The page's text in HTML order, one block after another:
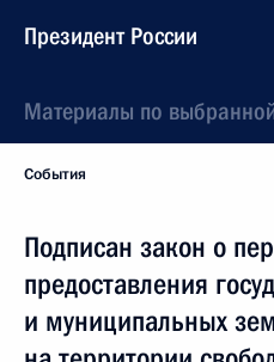
Президент России
Материалы по
События
Подписан закон о
предоставления
и муниципальных